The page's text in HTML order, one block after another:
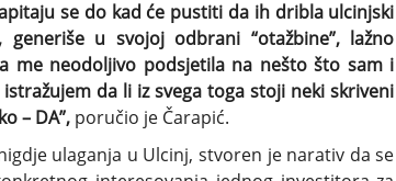
se do kad će pustiti da ih dribla ulcinjski
u svojoj odbrani “otažbine”, lažno
me neodoljivo podsjetila na nešto što sam i
da li iz svega toga stoji neki skriveni
– DA”, poručio je Čarapić.
ulaganja u Ulcinj, stvoren je narativ da se